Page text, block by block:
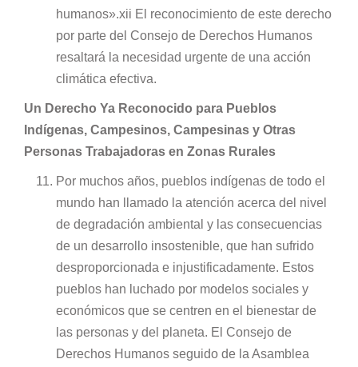
humanos».xii El reconocimiento de este derecho
por parte del Consejo de Derechos Humanos
resaltará la necesidad urgente de una acción
climática efectiva.
Un Derecho Ya Reconocido para Pueblos
Indígenas, Campesinos, Campesinas y Otras
Personas Trabajadoras en Zonas Rurales
Por muchos años, pueblos indígenas de todo el
mundo han llamado la atención acerca del nivel
de degradación ambiental y las consecuencias
de un desarrollo insostenible, que han sufrido
desproporcionada e injustificadamente. Estos
pueblos han luchado por modelos sociales y
económicos que se centren en el bienestar de
las personas y del planeta. El Consejo de
Derechos Humanos seguido de la Asamblea